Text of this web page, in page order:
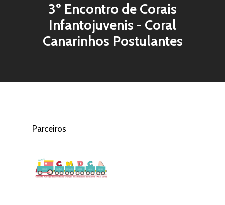
3º Encontro de Corais
Infantojuvenis - Coral
Canarinhos Postulantes
Parceiros